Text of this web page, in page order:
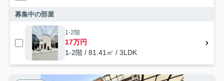
募集中の部屋
1-2階
17万円
1-2階 / 81.41㎡ / 3LDK